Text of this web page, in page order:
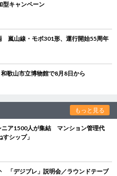
型キャンペーン
嵐山線・モボ301形、運行開始55周年
歌山市立博物館で8月8日から
もっと見る
ニア1500人が集結 マンション管理代
シップ」
「デジブレ」説明会／ラウンドテーブ